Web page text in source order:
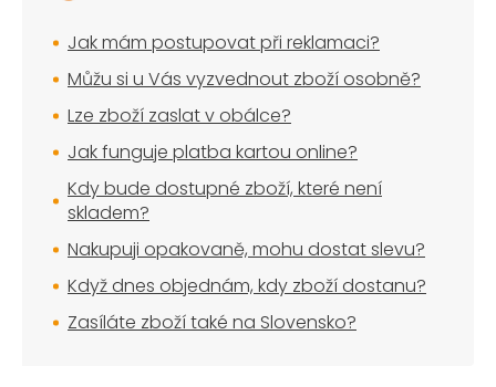
Jak mám postupovat při reklamaci?
Můžu si u Vás vyzvednout zboží osobně?
Lze zboží zaslat v obálce?
Jak funguje platba kartou online?
Kdy bude dostupné zboží, které není
skladem?
Nakupuji opakovaně, mohu dostat slevu?
Když dnes objednám, kdy zboží dostanu?
Zasíláte zboží také na Slovensko?